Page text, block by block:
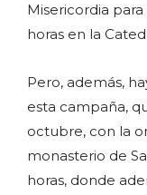
Misericordia para
horas en la
Pero, además,
esta campaña,
octubre, con la
monasterio de
horas, donde